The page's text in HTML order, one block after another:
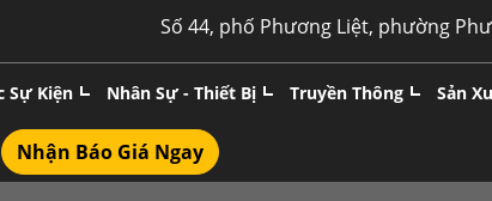
Số 44, phố Phương Liệt, phường
Sự Kiện Nhân Sự - Thiết Bị Truyền Thông Sản
Nhận Báo Giá Ngay